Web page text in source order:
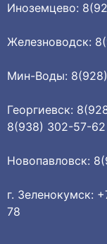
Иноземцево:
Железноводск:
Мин-Воды:
Георгиевск:
8(938) 302-57-
Новопавловск:
г. Зеленокумск:
78